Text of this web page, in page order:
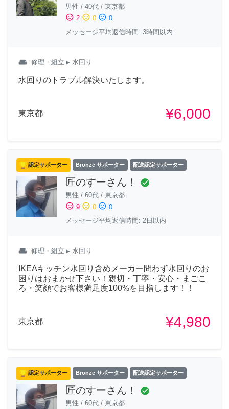
男性 / 40代 / 東京都
sentiment_satisfied 2 sentiment_neutral 0 sentiment_dissatisfied 0
メッセージ平均返信時間: 3時間以内
weekend 修理・組立 ▸ 水回り
水回りのトラブル解決いたします。
東京都 ¥6,000
認定サポーター Bronze サポーター 配送認定サポーター
匠のすーさん！ check_circle
男性 / 60代 / 東京都
sentiment_satisfied 9 sentiment_neutral 0 sentiment_dissatisfied 0
メッセージ平均返信時間: 2日以内
weekend 修理・組立 ▸ 水回り
IKEAキッチン水回り含めメーカー問わず水回りのお
困りはおまかせ下さい！親切・丁寧・安心・まごこ
ろ・笑顔でお客様満足度100%を目指します！！
東京都 ¥4,980
認定サポーター Bronze サポーター 配送認定サポーター
匠のすーさん！ check_circle
男性 / 60代 / 東京都